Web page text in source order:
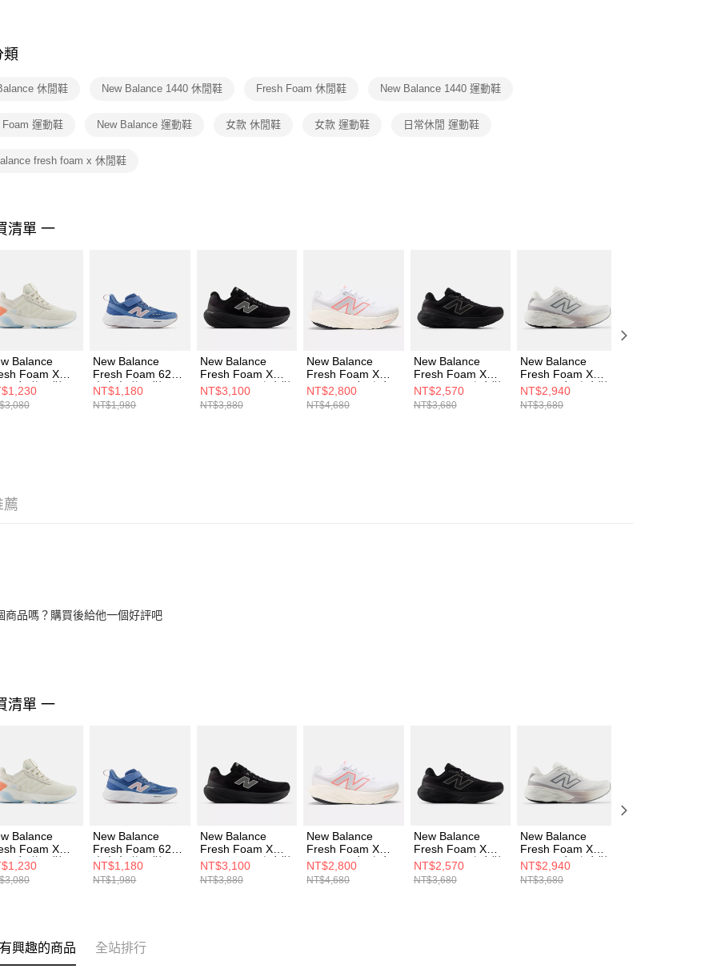
１．透過由恩沛科技股份有限公司提供之「AFTEE先享後付」服務完成之
交易，需依本服務之必要範圍內提供個人資料，並將交易相關給付款項請
２．關於個人資料處理事宜，請瀏覽以下網址：
類
休閒鞋 New Balance 1440 休閒鞋 Fresh Foam 休閒鞋 New Balance 1440 運動鞋
Foam 運動鞋 New Balance 運動鞋 女款 休閒鞋 女款 運動鞋 日常休閒 運動鞋
fresh foam x 休閒鞋
清單 一
Balance
Foam X
女 休閒鞋
D
New Balance
Fresh Foam 625
中大童 休閒鞋
PT625NP-W
NT$1,180
NT$1,980
New Balance
Fresh Foam X
860 v15 男 跑步鞋
M86057G-2E
NT$3,100
NT$3,880
New Balance
Fresh Foam X
1080v14 女 跑步
鞋 W108014H-D
NT$2,800
NT$4,680
New Balance
Fresh Foam X
880v15 男 跑步鞋
M880K15-2E
NT$2,570
NT$3,680
New Balance
Fresh Foam X
880v15 女 跑步鞋
W8801S6-D
NT$2,940
NT$3,680
薦
商品嗎？購買後給他一個好評吧
清單 一
Balance
Foam X
女 休閒鞋
D
New Balance
Fresh Foam 625
中大童 休閒鞋
PT625NP-W
NT$1,180
NT$1,980
New Balance
Fresh Foam X
860 v15 男 跑步鞋
M86057G-2E
NT$3,100
NT$3,880
New Balance
Fresh Foam X
1080v14 女 跑步
鞋 W108014H-D
NT$2,800
NT$4,680
New Balance
Fresh Foam X
880v15 男 跑步鞋
M880K15-2E
NT$2,570
NT$3,680
New Balance
Fresh Foam X
880v15 女 跑步鞋
W8801S6-D
NT$2,940
NT$3,680
興趣的商品 全站排行